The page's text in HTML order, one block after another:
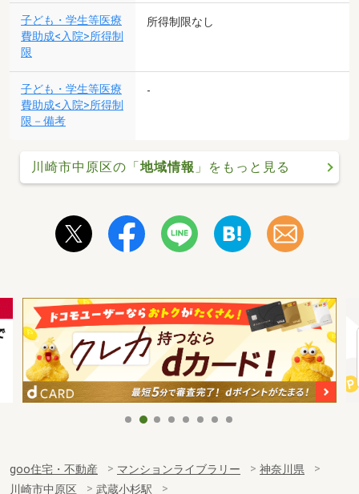
子ども・学生等医療
費助成<入院>所得制
限
所得制限なし
子ども・学生等医療
費助成<入院>所得制
限－備考
-
川崎市中原区の「地域情報 」をもっと見る
goo住宅・不動産 マンションライブラリー
神奈川県
川崎市中原区
武蔵小杉駅